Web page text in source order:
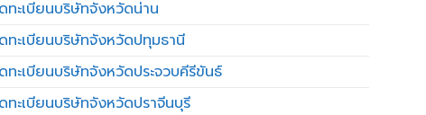
ทะเบียนบริษัทจังหวัดน่าน
ทะเบียนบริษัทจังหวัดปทุมธานี
ทะเบียนบริษัทจังหวัดประจวบคีรีขันธ์
ทะเบียนบริษัทจังหวัดปราจีนบุรี